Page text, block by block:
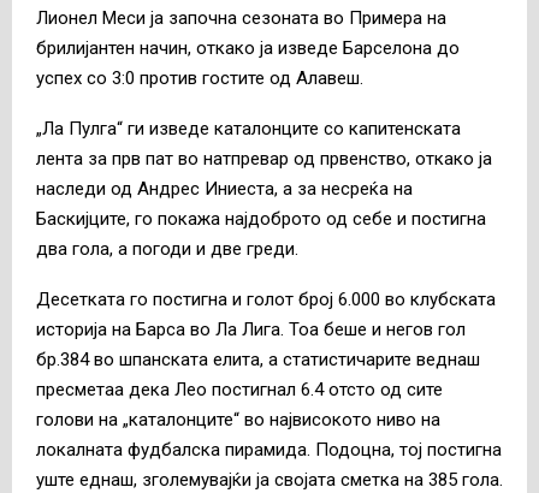
Лионел Меси ја започна сезоната во Примера на
брилијантен начин, откако ја изведе Барселона до
успех со 3:0 против гостите од Алавеш.
„Ла Пулга“ ги изведе каталонците со капитенската
лента за прв пат во натпревар од првенство, откако ја
наследи од Андрес Иниеста, а за несреќа на
Баскијците, го покажа најдоброто од себе и постигна
два гола, а погоди и две греди.
Десетката го постигна и голот број 6.000 во клубската
историја на Барса во Ла Лига. Тоа беше и негов гол
бр.384 во шпанската елита, а статистичарите веднаш
пресметаа дека Лео постигнал 6.4 отсто од сите
голови на „каталонците“ во највисокото ниво на
локалната фудбалска пирамида. Подоцна, тој постигна
уште еднаш, зголемувајќи ја својата сметка на 385 гола.